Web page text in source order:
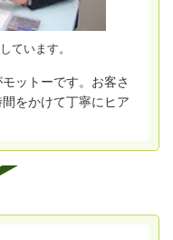
ています。
ットーです。お客さ
をかけて丁寧にヒア